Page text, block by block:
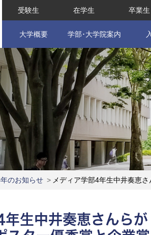
受験生 在学生 卒業生
大学概要 学部･大学院案内
のお知らせ > メディア学部4年生中井奏恵
年生中井奏恵さんら